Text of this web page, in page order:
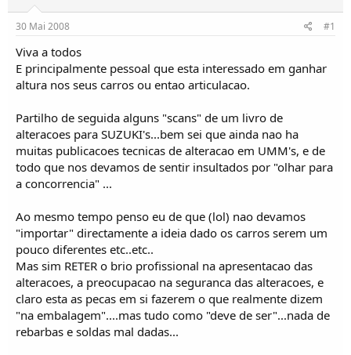
d
e
ó
p
c
o
s
30 Mai 2008 #1
Viva a todos
E principalmente pessoal que esta interessado em ganhar
altura nos seus carros ou entao articulacao.
Partilho de seguida alguns "scans" de um livro de
alteracoes para SUZUKI's...bem sei que ainda nao ha
muitas publicacoes tecnicas de alteracao em UMM's, e de
todo que nos devamos de sentir insultados por "olhar para
a concorrencia" ...
Ao mesmo tempo penso eu de que (lol) nao devamos
"importar" directamente a ideia dado os carros serem um
pouco diferentes etc..etc..
Mas sim RETER o brio profissional na apresentacao das
alteracoes, a preocupacao na seguranca das alteracoes, e
claro esta as pecas em si fazerem o que realmente dizem
"na embalagem"....mas tudo como "deve de ser"...nada de
rebarbas e soldas mal dadas...